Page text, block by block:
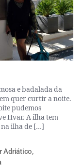
e badalada da
quer curtir a noite.
pudemos
Hvar. A ilha tem
na ilha de […]
Adriático,